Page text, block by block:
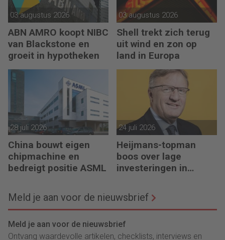
03 augustus 2026
ABN AMRO koopt NIBC
van Blackstone en
groeit in hypotheken
03 augustus 2026
Shell trekt zich terug
uit wind en zon op
land in Europa
28 juli 2026
China bouwt eigen
chipmachine en
bedreigt positie ASML
24 juli 2026
Heijmans-topman
boos over lage
investeringen in
Meld je aan voor de nieuwsbrief
Meld je aan voor de nieuwsbrief
Ontvang waardevolle artikelen, checklists, interviews en